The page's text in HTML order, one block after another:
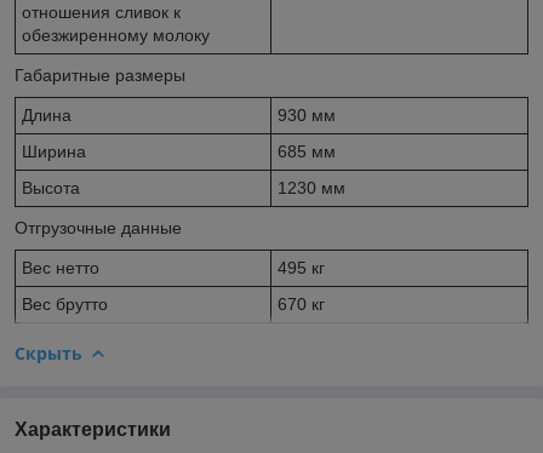
отношения сливок к
обезжиренному молоку
Габаритные размеры
Длина
930 мм
Ширина
685 мм
Высота
1230 мм
Отгрузочные данные
Вес нетто
495 кг
Вес брутто
670 кг
Скрыть
Характеристики